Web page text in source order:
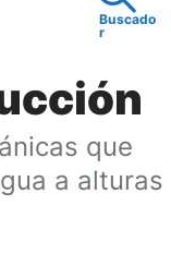
Buscado
r
que
a alturas